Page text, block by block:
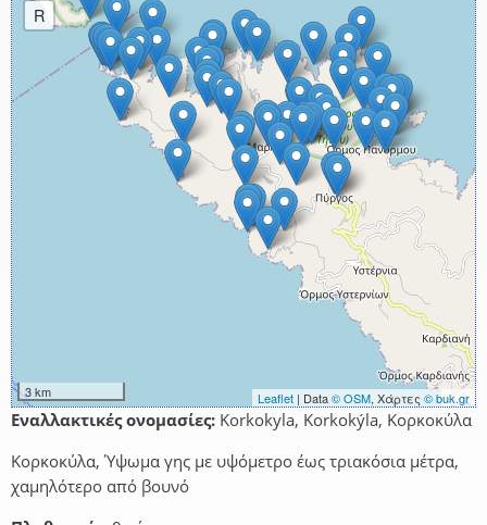
R
3 km Leaflet | Data© OSM, Χάρτες © buk.gr
Εναλλακτικές ονομασίες: Korkokyla, Korkokýla, Κορκοκύλα
Κορκοκύλα, Ύψωμα γης με υψόμετρο έως τριακόσια μέτρα,
χαμηλότερο από βουνό